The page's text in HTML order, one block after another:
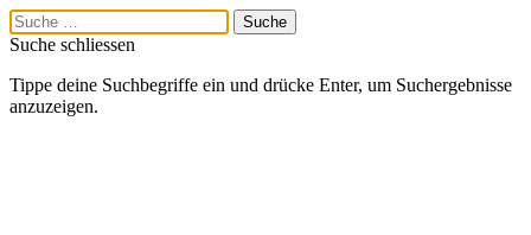
Suche schliessen
Tippe deine Suchbegriffe ein und drücke Enter, um Suchergebnisse
anzuzeigen.